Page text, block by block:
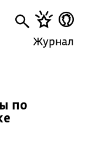
Журнал
по